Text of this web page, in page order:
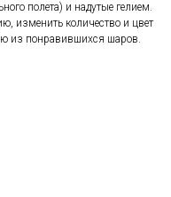
полета) и надутые гелием.
изменить количество и цвет
из понравившихся шаров.